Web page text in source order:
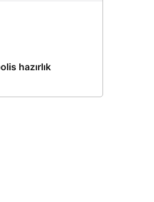
hazırlık